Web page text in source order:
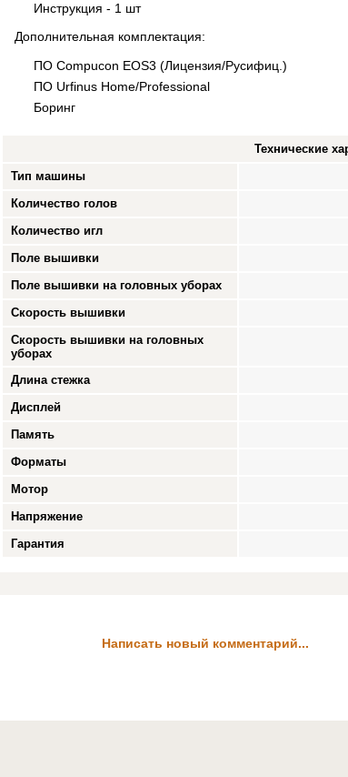
Инструкция - 1 шт
Дополнительная комплектация:
ПО Compucon EOS3 (Лицензия/Русифиц.)
ПО Urfinus Home/Professional
Боринг
Технические
Тип машины
Количество голов
Количество игл
Поле вышивки
Поле вышивки на головных уборах
Скорость вышивки
Скорость вышивки на головных
уборах
Длина стежка
Дисплей
Память
Форматы
Мотор
Напряжение
Гарантия
Написать новый комментарий...